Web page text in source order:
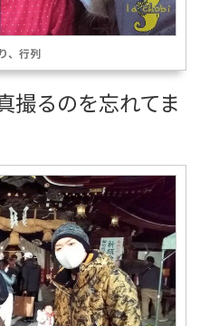
、行列
撮るのを忘れてま